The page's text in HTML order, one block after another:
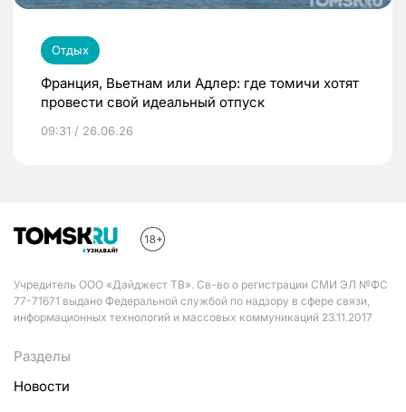
Отдых
Франция, Вьетнам или Адлер: где томичи хотят
провести свой идеальный отпуск
09:31 / 26.06.26
Учредитель ООО «Дайджест ТВ». Св-во о регистрации СМИ ЭЛ №ФС
77-71671 выдано Федеральной службой по надзору в сфере связи,
информационных технологий и массовых коммуникаций 23.11.2017
Разделы
Новости